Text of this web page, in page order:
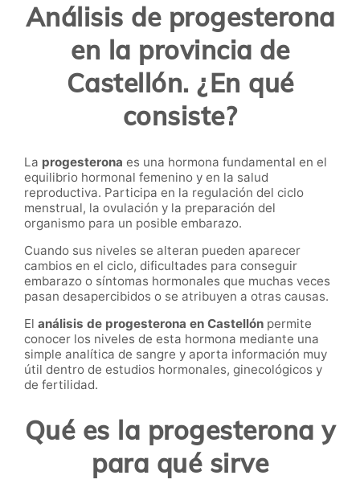
Análisis de progesterona
en la provincia de
Castellón. ¿En qué
consiste?
La progesterona es una hormona fundamental en el
equilibrio hormonal femenino y en la salud
reproductiva. Participa en la regulación del ciclo
menstrual, la ovulación y la preparación del
organismo para un posible embarazo.
Cuando sus niveles se alteran pueden aparecer
cambios en el ciclo, dificultades para conseguir
embarazo o síntomas hormonales que muchas veces
pasan desapercibidos o se atribuyen a otras causas.
El análisis de progesterona en Castellón permite
conocer los niveles de esta hormona mediante una
simple analítica de sangre y aporta información muy
útil dentro de estudios hormonales, ginecológicos y
de fertilidad.
Qué es la progesterona y
para qué sirve